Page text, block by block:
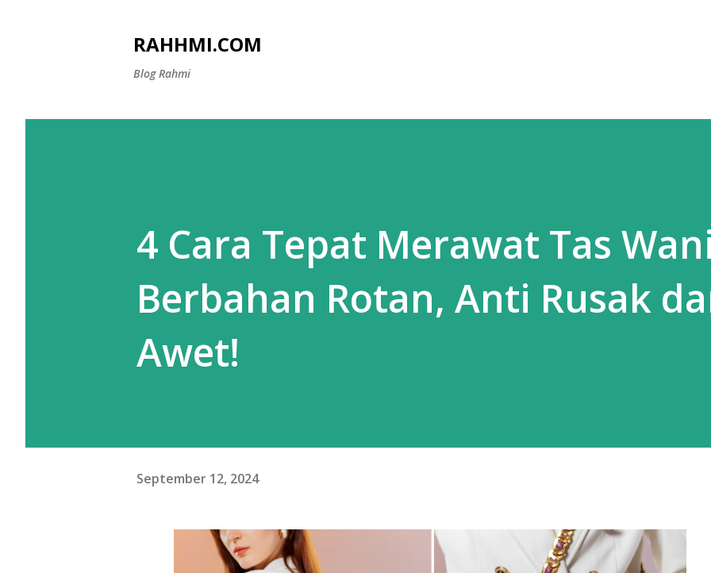
RAHHMI.COM
Blog Rahmi
4 Cara Tepat Merawat Tas
Berbahan Rotan, Anti Rusak
Awet!
September 12, 2024